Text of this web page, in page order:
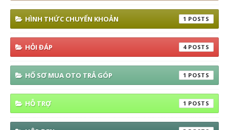
HÌNH THỨC CHUYỂN KHOẢN 1
HỎI ĐÁP 4
HỐ SƠ MUA OTO TRẢ GÓP 1
HỖ TRỢ 1